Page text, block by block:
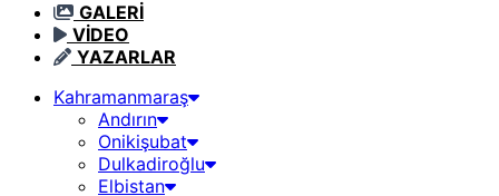
GALERİ
VİDEO
YAZARLAR
Kahramanmaraş
Andırın
Onikişubat
Dulkadiroğlu
Elbistan